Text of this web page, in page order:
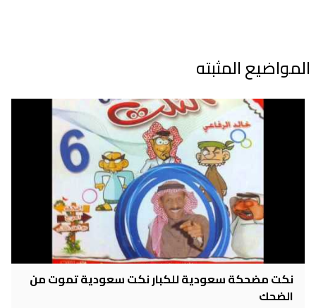
المواضيع المثبته
نكت مضحكة سعودية للكبار نكت سعودية تموت من
الضحك